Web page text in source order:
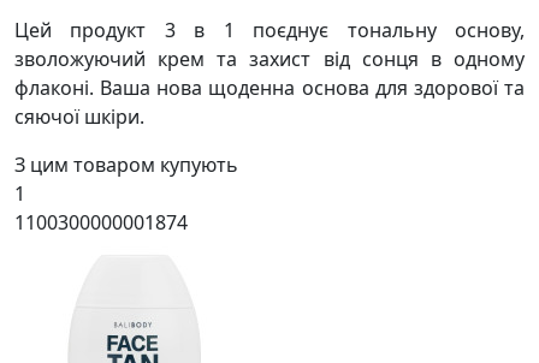
Цей продукт 3 в 1 поєднує тональну основу,
зволожуючий крем та захист від сонця в одному
флаконі. Ваша нова щоденна основа для здорової та
сяючої шкіри.
З цим товаром купують
1
1100300000001874